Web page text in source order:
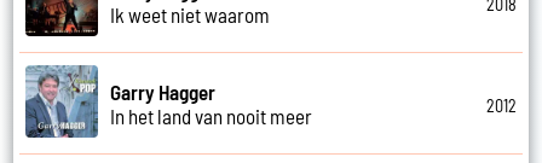
Ik weet niet waarom
Garry Hagger
In het land van nooit meer
2012